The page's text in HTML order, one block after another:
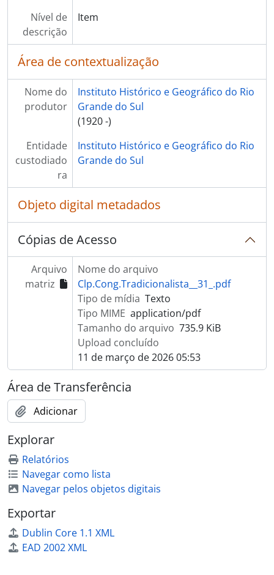
Nível de
descrição
Item
Área de contextualização
Nome do
produtor
Instituto Histórico e Geográfico do Rio
Grande do Sul
(1920 -)
Entidade
custodiado
ra
Instituto Histórico e Geográfico do Rio
Grande do Sul
Objeto digital metadados
Cópias de Acesso
Arquivo
matriz
Nome do arquivo
Clp.Cong.Tradicionalista__31_.pdf
Tipo de mídia Texto
Tipo MIME application/pdf
Tamanho do arquivo 735.9 KiB
Upload concluído
11 de março de 2026 05:53
Área de Transferência
Adicionar
Explorar
Relatórios
Navegar como lista
Navegar pelos objetos digitais
Exportar
Dublin Core 1.1 XML
EAD 2002 XML